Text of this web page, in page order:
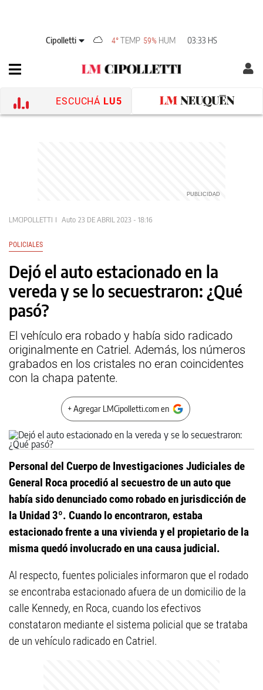
Cipolletti 4°TEMP 59% HUM 03:33 HS
ESCUCHÁ LU5
LMCIPOLLETTI Auto 23 DE ABRIL 2023 - 18:16
POLICIALES
Dejó el auto estacionado en la
vereda y se lo secuestraron: ¿Qué
pasó?
El vehículo era robado y había sido radicado
originalmente en Catriel. Además, los números
grabados en los cristales no eran coincidentes
con la chapa patente.
+ Agregar LMCipolletti.com en
Personal del Cuerpo de Investigaciones Judiciales de
General Roca procedió al secuestro de un auto que
había sido denunciado como robado en jurisdicción de
la Unidad 3º. Cuando lo encontraron, estaba
estacionado frente a una vivienda y el propietario de la
misma quedó involucrado en una causa judicial.
Al respecto, fuentes policiales informaron que el rodado
se encontraba estacionado afuera de un domicilio de la
calle Kennedy, en Roca, cuando los efectivos
constataron mediante el sistema policial que se trataba
de un vehículo radicado en Catriel.